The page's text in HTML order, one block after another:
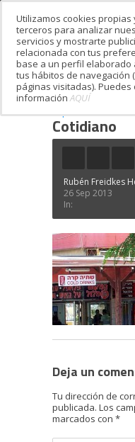
Estás en:
importancia de lo
Cotidiano
Rubén Freidkes
26 Sep 2013
In:
Deja un
Tu dirección de
publicada. Los
marcados con *
Utilizamos cookies propias
terceros para analizar
servicios y mostrarte
relacionada con tus
base a un perfil elaborado
tus hábitos de navegación
páginas visitadas). Puedes
información AQUÍ